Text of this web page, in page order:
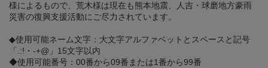
様によるもので、荒木様は現在も熊本地震、人吉・球磨地方豪雨
災害の復興支援活動にご尽力されています。
◆使用可能ネーム文字：大文字アルファベットとスペースと記号
「.:!・-+@」15文字以内
◆使用可能番号：00番から09番または1番から99番